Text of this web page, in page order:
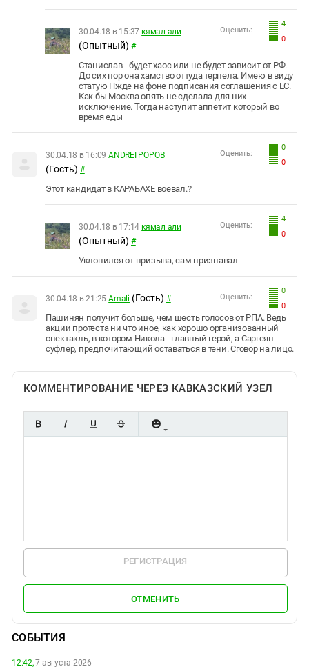
4
0
Оценить:
30.04.18 в 15:37 кямал али
(Опытный) #
Cтанислав - будет хаос или не будет зависит от РФ.
До сих пор она хамство оттуда терпела. Имею в виду
статую Нжде на фоне подписания соглашения с ЕС.
Как бы Москва опять не сделала для них
исключение. Тогда наступит аппетит который во
время еды
0
0
Оценить:
30.04.18 в 16:09 ANDREI POPOB
(Гость) #
Этот кандидат в КАРАБАХЕ воевал.?
4
0
Оценить:
30.04.18 в 17:14 кямал али
(Опытный) #
Уклонился от призыва, сам признавал
0
0
Оценить:
30.04.18 в 21:25 Amali (Гость) #
Пашинян получит больше, чем шесть голосов от РПА. Ведь
акции протеста ни что иное, как хорошо организованный
спектакль, в котором Никола - главный герой, а Саргсян -
суфлер, предпочитающий оставаться в тени. Сговор на лицо.
КОММЕНТИРОВАНИЕ ЧЕРЕЗ КАВКАЗСКИЙ УЗЕЛ
РЕГИСТРАЦИЯ
ОТМЕНИТЬ
СОБЫТИЯ
12:42,7 августа 2026